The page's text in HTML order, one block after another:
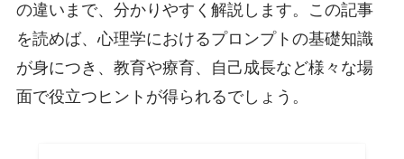
の違いまで、分かりやすく解説します。この記事
を読めば、心理学におけるプロンプトの基礎知識
が身につき、教育や療育、自己成長など様々な場
面で役立つヒントが得られるでしょう。